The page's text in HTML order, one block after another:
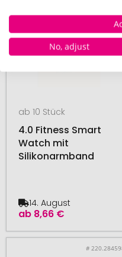
ab 10 Stück
4.0 Fitness Smart
Watch mit
Silikonarmband
ab 8,66 €
14. August
#
No, adjust